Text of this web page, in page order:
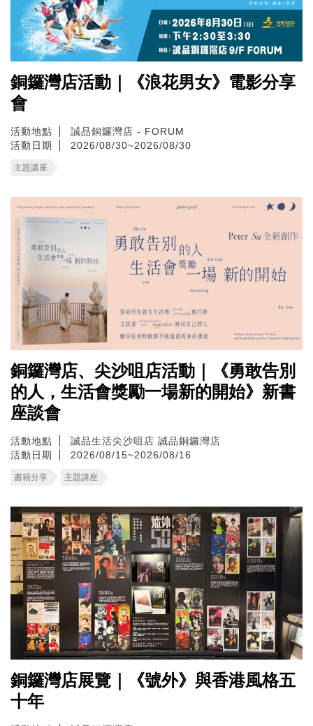
銅鑼灣店活動｜《浪花男女》電影分享
會
活動地點
誠品銅鑼灣店 - FORUM
活動日期
2026/08/30~2026/08/30
主題講座
銅鑼灣店、尖沙咀店活動｜《勇敢告別
的人，生活會獎勵一場新的開始》新書
座談會
活動地點 誠品生活尖沙咀店 誠品銅鑼灣店
活動日期
2026/08/15~2026/08/16
書籍分享 主題講座
銅鑼灣店展覽｜《號外》與香港風格五
十年